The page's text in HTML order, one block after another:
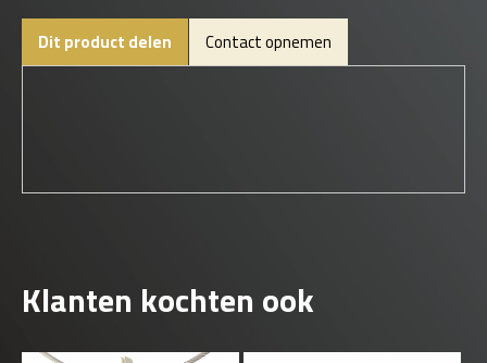
Dit product delen Contact opnemen
Klanten kochten ook